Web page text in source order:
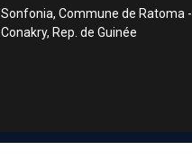
Sonfonia, Commune de Ratoma -
Conakry, Rep. de Guinée